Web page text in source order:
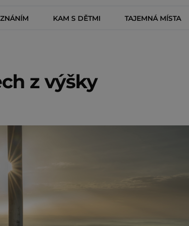
KAM S DĚTMI TAJEMNÁ MÍSTA
z výšky